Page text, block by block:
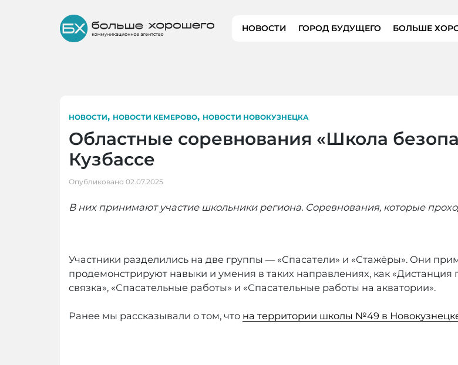
НОВОСТИ ГОРОД БУДУЩЕГО БОЛЬШЕ
НОВОСТИ, НОВОСТИ КЕМЕРОВО, НОВОСТИ НОВОКУЗНЕЦКА
Областные соревнования «Школа
Кузбассе
Опубликовано 02.07.2025
В них принимают участие школьники региона. Соревнования, которые
Участники разделились на две группы — «Спасатели» и «Стажёры». Они
продемонстрируют навыки и умения в таких направлениях, как
связка», «Спасательные работы» и «Спасательные работы на акватории».
Ранее мы рассказывали о том, что на территории школы №49 в